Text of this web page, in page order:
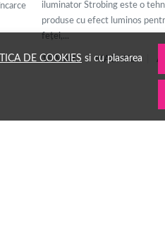
DE COOKIES si cu plasarea
iluminator Strobing este o
produse cu efect luminos
feței,...
15 MAR. MACHIAJ